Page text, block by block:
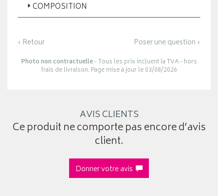
COMPOSITION
‹ Retour Poser une question ›
Photo non contractuelle- Tous les prix incluent la TVA - hors
frais de livraison. Page mise à jour le 03/08/2026
AVIS CLIENTS
Ce produit ne comporte pas encore d’avis
client.
Donner votre avis